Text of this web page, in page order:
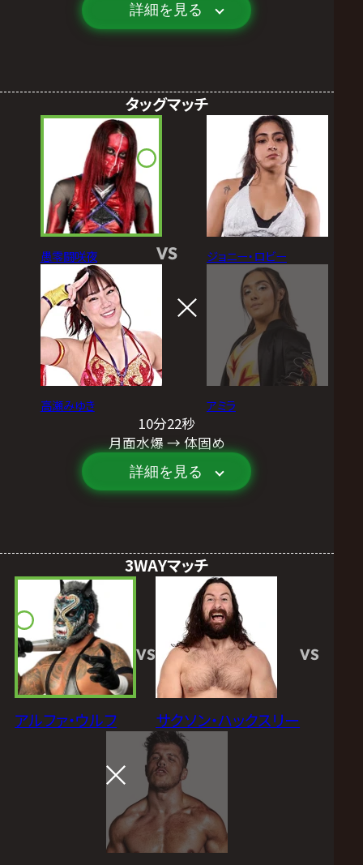
詳細を見る
タッグマッチ
愚零闘咲夜
高瀬みゆき
VS ジョニー・ロビー
アミラ
10分22秒
月面水爆 → 体固め
詳細を見る
3WAYマッチ
アルファ・ウルフ
VS
サクソン・ハックスリー
VS